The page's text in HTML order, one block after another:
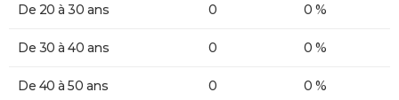
De 20 à 30 ans 0 0 %
De 30 à 40 ans 0 0 %
De 40 à 50 ans 0 0 %